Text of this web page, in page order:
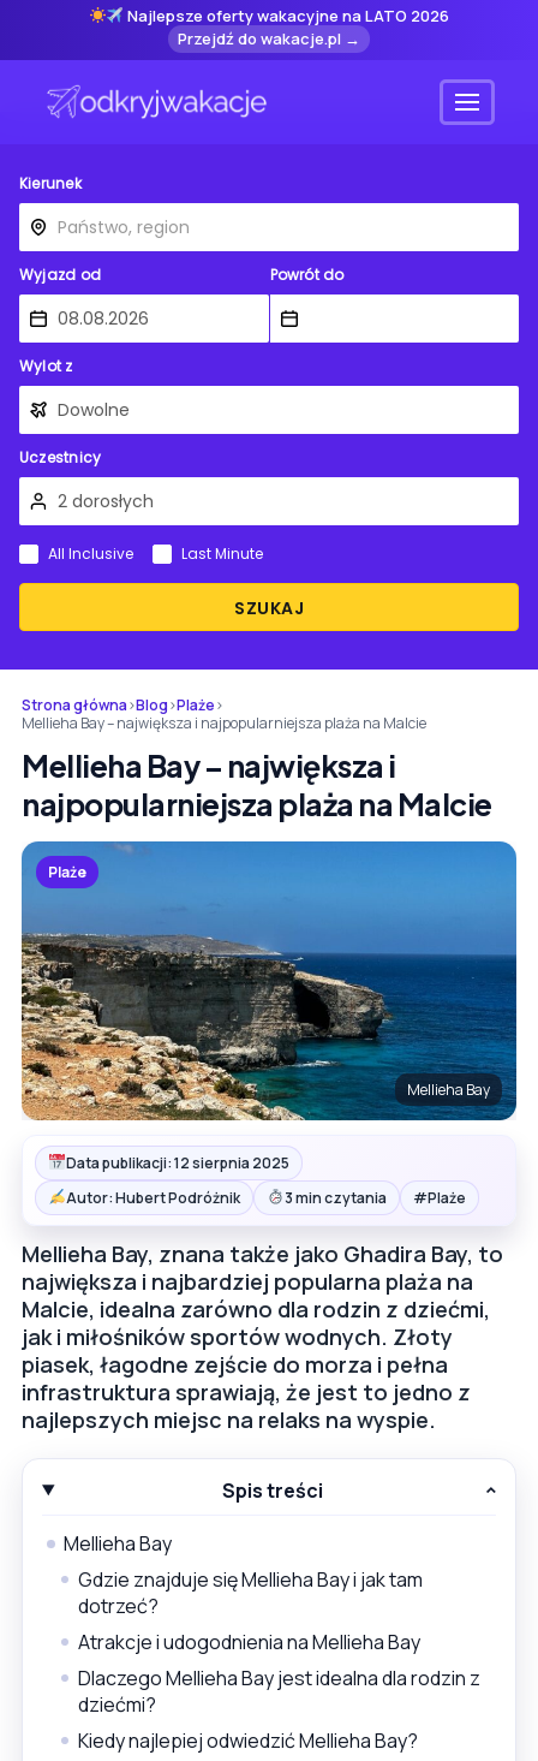
Najlepsze oferty wakacyjne na LATO 2026
Przejdź do wakacje.pl →
Menu
Kierunek
Wyjazd od Powrót do
Wylot z
Uczestnicy
SZUKAJ
All Inclusive Last Minute
Strona główna›Blog›Plaże›
Mellieha Bay – największa i najpopularniejsza plaża na Malcie
Mellieha Bay – największa i
najpopularniejsza plaża na Malcie
Plaże
Mellieha Bay
Data publikacji: 12 sierpnia 2025
Autor: Hubert Podróżnik
3 min czytania #Plaże
Mellieha Bay, znana także jako Ghadira Bay, to
największa i najbardziej popularna plaża na
Malcie, idealna zarówno dla rodzin z dziećmi,
jak i miłośników sportów wodnych. Złoty
piasek, łagodne zejście do morza i pełna
infrastruktura sprawiają, że jest to jedno z
najlepszych miejsc na relaks na wyspie.
Spis treści
Mellieha Bay
Gdzie znajduje się Mellieha Bay i jak tam
dotrzeć?
Atrakcje i udogodnienia na Mellieha Bay
Dlaczego Mellieha Bay jest idealna dla rodzin z
dziećmi?
Kiedy najlepiej odwiedzić Mellieha Bay?